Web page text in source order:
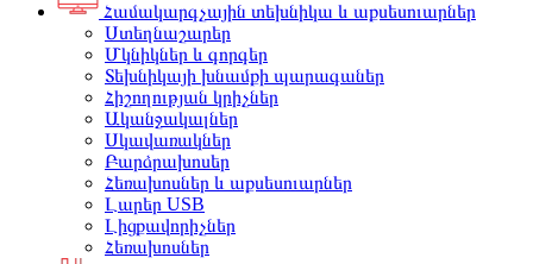
Համակարգչային տեխնիկա և աքսեսուարներ
Ստեղնաշարեր
Մկնիկներ և գորգեր
Տեխնիկայի խնամքի պարագաներ
Հիշողության կրիչներ
Ականջակալներ
Սկավառակներ
Բարձրախոսեր
Հեռախոսներ և աքսեսուարներ
Լարեր USB
Լիցքավորիչներ
Հեռախոսներ